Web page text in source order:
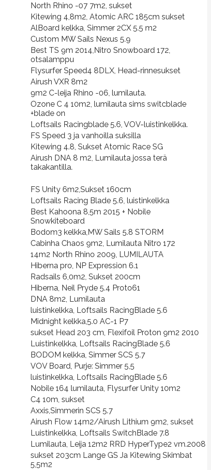
North Rhino -07 7m2, sukset
Kitewing 4,8m2, Atomic ARC 185cm sukset
AlBoard kelkka, Simmer 2CX 5.5 m2
Custom MW Sails Nexus 5.9
Best TS 9m 2014,Nitro Snowboard 172,
otsalamppu
Flysurfer Speed4 8DLX, Head-rinnesukset
Airush VXR 8m2
9m2 C-leija Rhino -06, lumilauta.
Ozone C 4 10m2, lumilauta sims switcblade
+blade on
Loftsails Racingblade 5.6, VOV-luistinkelkka.
FS Speed 3 ja vanhoilla suksilla
Kitewing 4.8, Sukset Atomic Race SG
Airush DNA 8 m2, Lumilauta jossa terä
takakantilla.
FS Unity 6m2,Sukset 160cm
Loftsails Racing Blade 5.6, luistinkelkka
Best Kahoona 8,5m 2015 + Nobile
Snowkiteboard
Bodom3 kelkka,MW Sails 5.8 STORM
Cabinha Chaos 9m2, Lumilauta Nitro 172
14m2 North Rhino 2009, LUMILAUTA
Hiberna pro, NP Expression 6.1
Radsails 6,0m2, Sukset 200cm
Hiberna, Neil Pryde 5.4 Proto61
DNA 8m2, Lumilauta
luistinkelkka, Loftsails RacingBlade 5.6
Midnight kelkka,5.0 AC-1 P7
sukset Head 203 cm, Flexifoil Proton 9m2 2010
Luistinkelkka, Loftsails RacingBlade 5.6
BODOM kelkka, Simmer SCS 5.7
VOV Board, Purje: Simmer 5,5
luistinkelkka, Loftsails RacingBlade 5.6
Nobile 164 lumilauta, Flysurfer Unity 10m2
C4 10m, sukset
Axxis,Simmerin SCS 5.7
Airush Flow 14m2/Airush Lithium 9m2, sukset
Luistinkelkka, Loftsails SwitchBlade 7.8
Lumilauta, Leija 12m2 RRD HyperType2 vm.2008
sukset 203cm Lange GS Ja Kitewing Skimbat
5,5m2